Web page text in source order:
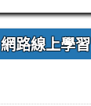
網路線上學習